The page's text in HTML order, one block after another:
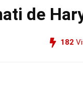
de
182